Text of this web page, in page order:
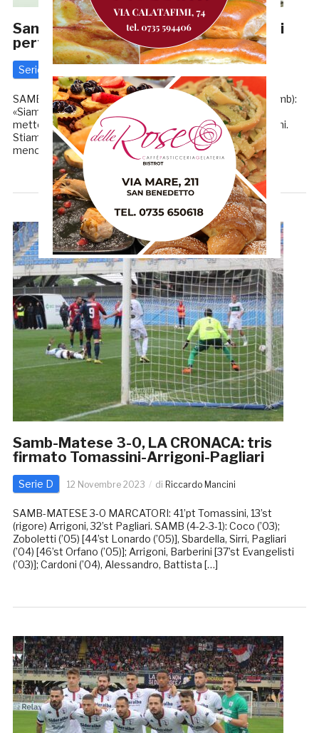
Samb-Matese 3-0, Lauro: «Siamo stati
perfetti»
Serie D
SAMB-MATESE, LA CRONACA MAURIZIO LAURO (all. Samb):
«Siamo stati perfetti. Abbiamo giocato una bella partita,
mettendo in campo un ottimo palleggio e restando sereni.
Stiamo crescendo sotto questi aspetti. Ci siamo affidati
meno al lancio […]
Samb-Matese 3-0, LA CRONACA: tris
firmato Tomassini-Arrigoni-Pagliari
Serie D 12 Novembre 2023 di Riccardo Mancini
SAMB-MATESE 3-0 MARCATORI: 41’pt Tomassini, 13’st
(rigore) Arrigoni, 32’st Pagliari. SAMB (4-2-3-1): Coco (’03);
Zoboletti (’05) [44’st Lonardo (’05)], Sbardella, Sirri, Pagliari
(’04) [46’st Orfano (’05)]; Arrigoni, Barberini [37’st Evangelisti
(’03)]; Cardoni (’04), Alessandro, Battista […]